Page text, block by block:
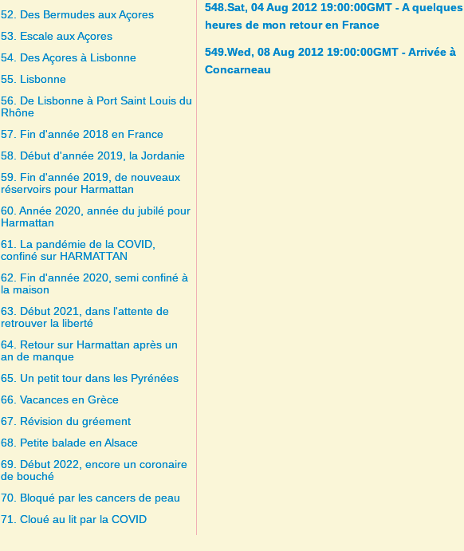
52. Des Bermudes aux Açores
53. Escale aux Açores
54. Des Açores à Lisbonne
55. Lisbonne
56. De Lisbonne à Port Saint Louis du
Rhône
57. Fin d'année 2018 en France
58. Début d'année 2019, la Jordanie
59. Fin d'année 2019, de nouveaux
réservoirs pour Harmattan
60. Année 2020, année du jubilé pour
Harmattan
61. La pandémie de la COVID,
confiné sur HARMATTAN
62. Fin d'année 2020, semi confiné à
la maison
63. Début 2021, dans l'attente de
retrouver la liberté
64. Retour sur Harmattan après un
an de manque
65. Un petit tour dans les Pyrénées
66. Vacances en Grèce
67. Révision du gréement
68. Petite balade en Alsace
69. Début 2022, encore un coronaire
de bouché
70. Bloqué par les cancers de peau
71. Cloué au lit par la COVID
548.Sat, 04 Aug 2012 19:00:00GMT - A quelques
heures de mon retour en France
549.Wed, 08 Aug 2012 19:00:00GMT - Arrivée à
Concarneau